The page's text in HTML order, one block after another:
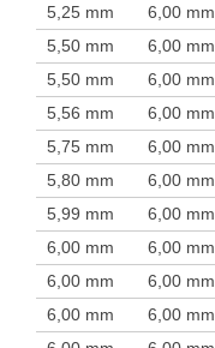
5,25 mm
6,00 mm
5,50 mm
6,00 mm
5,50 mm
6,00 mm
5,56 mm
6,00 mm
5,75 mm
6,00 mm
5,80 mm
6,00 mm
5,99 mm
6,00 mm
6,00 mm
6,00 mm
6,00 mm
6,00 mm
6,00 mm
6,00 mm